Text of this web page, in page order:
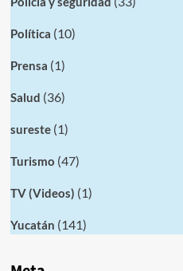
Política (10)
Prensa (1)
Salud (36)
sureste(1)
Turismo (47)
TV (Videos) (1)
Yucatán (141)